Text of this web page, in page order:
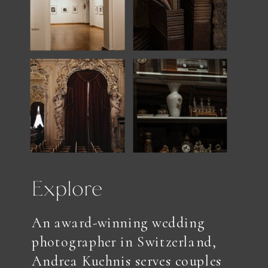
Explore
An award-winning wedding
photographer in Switzerland,
Andrea Kuehnis serves couples